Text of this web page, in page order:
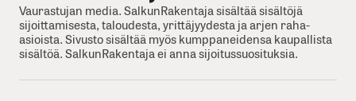
Vaurastujan media. SalkunRakentaja sisältää sisältöjä
sijoittamisesta, taloudesta, yrittäjyydesta ja arjen raha-
asioista. Sivusto sisältää myös kumppaneidensa kaupallista
sisältöä. SalkunRakentaja ei anna sijoitussuosituksia.